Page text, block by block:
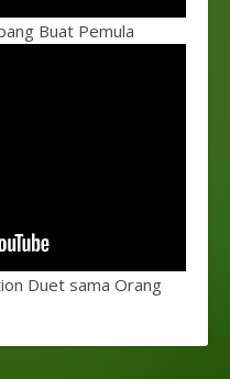
Buat Pemula
Duet sama Orang